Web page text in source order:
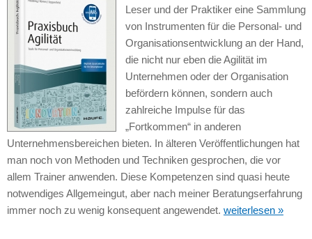
Leser und der Praktiker eine Sammlung
von Instrumenten für die Personal- und
Organisationsentwicklung an der Hand,
die nicht nur eben die Agilität im
Unternehmen oder der Organisation
befördern können, sondern auch
zahlreiche Impulse für das
„Fortkommen“ in anderen
Unternehmensbereichen bieten. In älteren Veröffentlichungen hat
man noch von Methoden und Techniken gesprochen, die vor
allem Trainer anwenden. Diese Kompetenzen sind quasi heute
notwendiges Allgemeingut, aber nach meiner Beratungserfahrung
immer noch zu wenig konsequent angewendet. weiterlesen »